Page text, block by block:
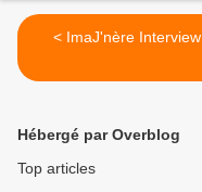
< ImaJ'nère Interview
Hébergé par Overblog
Top articles